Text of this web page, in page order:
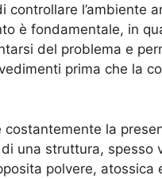
controllare l’ambiente
è fondamentale, in
del problema e
prima che la
costantemente la
di una struttura, spesso
polvere, atossica